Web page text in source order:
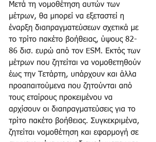
Μετά τη νομοθέτηση αυτών των
μέτρων, θα μπορεί να εξεταστεί η
έναρξη διαπραγματεύσεων σχετικά με
το τρίτο πακέτο βοήθειας, ύψους 82-
86 δισ. ευρώ από τον ESM. Εκτός των
μέτρων που ζητείται να νομοθετηθούν
έως την Τετάρτη, υπάρχουν και άλλα
προαπαιτούμενα που ζητούνται από
τους εταίρους προκειμένου να
αρχίσουν οι διαπραγματεύσεις για το
τρίτο πακέτο βοήθειας. Συγκεκριμένα,
ζητείται νομοθέτηση και εφαρμογή σε